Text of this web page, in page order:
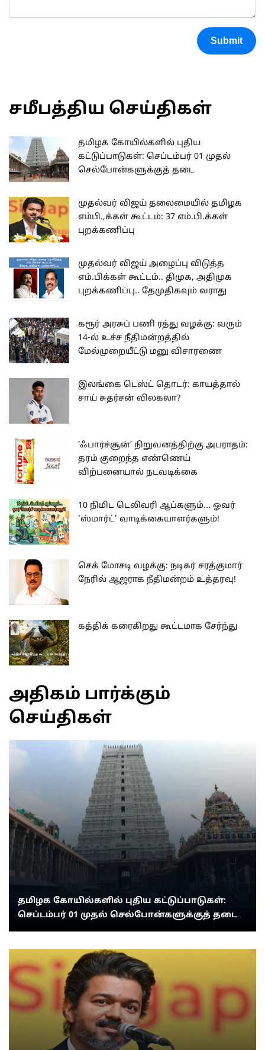
Submit
சமீபத்திய செய்திகள்
தமிழக கோயில்களில் புதிய
கட்டுப்பாடுகள்: செப்டம்பர் 01 முதல்
செல்போன்களுக்குத் தடை
முதல்வர் விஜய் தலைமையில் தமிழக
எம்பி.,க்கள் கூட்டம்: 37 எம்.பி.க்கள்
புறக்கணிப்பு
முதல்வர் விஜய் அழைப்பு விடுத்த
எம்.பிக்கள் கூட்டம்.. திமுக, அதிமுக
புறக்கணிப்பு.. தேமுதிகவும் வராது
கரூர் அரசுப் பணி ரத்து வழக்கு: வரும்
14-ல் உச்ச நீதிமன்றத்தில்
மேல்முறையீட்டு மனு விசாரணை
இலங்கை டெஸ்ட் தொடர்: காயத்தால்
சாய் சுதர்சன் விலகலா?
‘ஃபார்ச்சூன்’ நிறுவனத்திற்கு அபராதம்:
தரம் குறைந்த எண்ணெய்
விற்பனையால் நடவடிக்கை
10 நிமிட டெலிவரி ஆப்களும்... ஓவர்
'ஸ்மார்ட்' வாடிக்கையாளர்களும்!
செக் மோசடி வழக்கு: நடிகர் சரத்குமார்
நேரில் ஆஜராக நீதிமன்றம் உத்தரவு!
கத்திக் கரைகிறது கூட்டமாக சேர்ந்து
அதிகம் பார்க்கும்
செய்திகள்
தமிழக கோயில்களில் புதிய கட்டுப்பாடுகள்:
செப்டம்பர் 01 முதல் செல்போன்களுக்குத் தடை